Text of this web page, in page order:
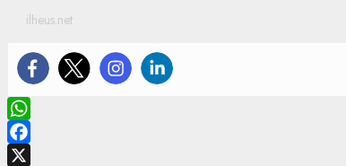
ilheus.net
WhatsApp
Facebook